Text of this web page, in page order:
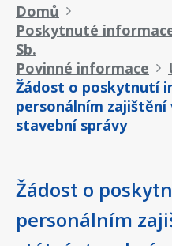
Drobečková
navigace
Domů
Poskytnuté
Sb.
Povinné informace
Žádost o poskytnutí
personálním
stavební správy
Žádost o
personálním